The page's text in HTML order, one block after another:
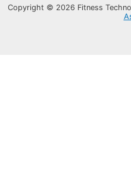
Copyright © 2026 Fitness